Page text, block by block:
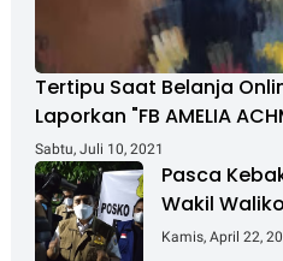
Tertipu Saat Belanja
Laporkan "FB AMELIA
Sabtu, Juli 10, 2021
Pasca
Wakil
Kebakaran
Kamis, April 22,